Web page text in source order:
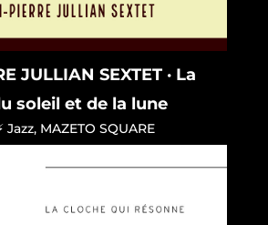
JULLIAN SEXTET · La
soleil et de la lune
Jazz, MAZETO SQUARE